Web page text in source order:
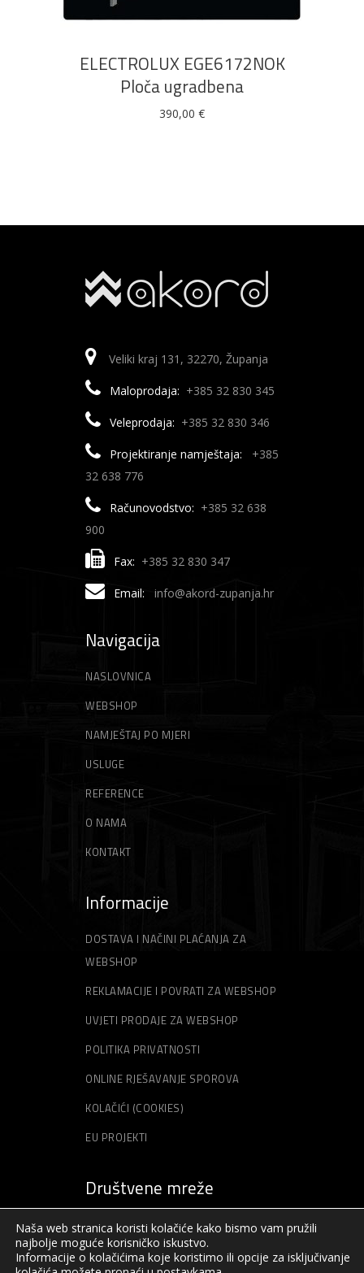
ELECTROLUX EGE6172NOK
Ploča ugradbena
390,00 €
Veliki kraj 131, 32270, Županja
Maloprodaja: +385 32 830 345
Veleprodaja: +385 32 830 346
Projektiranje namještaja:
+385
32 638 776
Računovodstvo: +385 32 638
900
Fax: +385 32 830 347
Email: info@akord-zupanja.hr
Navigacija
NASLOVNICA
WEBSHOP
NAMJEŠTAJ PO MJERI
USLUGE
REFERENCE
O NAMA
KONTAKT
Informacije
DOSTAVA I NAČINI PLAĆANJA ZA
WEBSHOP
REKLAMACIJE I POVRATI ZA WEBSHOP
UVJETI PRODAJE ZA WEBSHOP
POLITIKA PRIVATNOSTI
ONLINE RJEŠAVANJE SPOROVA
KOLAČIĆI (COOKIES)
EU PROJEKTI
Društvene mreže
Naša web stranica koristi kolačiće kako bismo vam pružili
najbolje moguće korisničko iskustvo.
Informacije o kolačićima koje koristimo ili opcije za isključivanje